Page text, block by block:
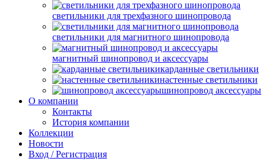
светильники для трехфазного шинопровода
светильники для магнитного шинопровода
магнитный шинопровод и аксессуары
карданные светильники
настенные светильники
шинопровод аксессуары
О компании
Контакты
История компании
Коллекции
Новости
Вход / Регистрация